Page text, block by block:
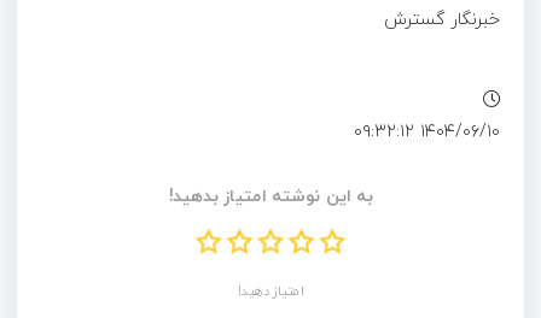
خبرنگار گسترش
۱۴۰۴/۰۶/۱۰ ۰۹:۳۲:۱۲
به این نوشته امتیاز بدهید!
امتیاز دهید!